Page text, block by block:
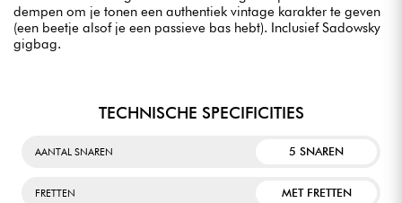
dempen om je tonen een authentiek vintage karakter te geven
(een beetje alsof je een passieve bas hebt). Inclusief Sadowsky
gigbag.
TECHNISCHE SPECIFICITIES
AANTAL SNAREN 5 SNAREN
FRETTEN MET FRETTEN